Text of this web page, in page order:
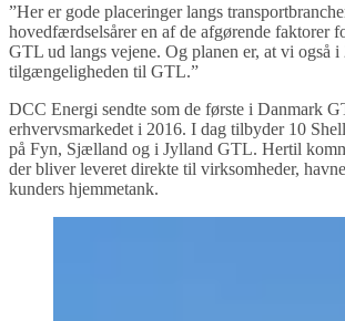
”Her er gode placeringer langs
hovedfærdselsårer en af de afgørende faktorer
GTL ud langs vejene. Og planen er, at vi også i
tilgængeligheden til GTL.”
DCC Energi sendte som de første i Danmark
erhvervsmarkedet i 2016. I dag tilbyder 10
på Fyn, Sjælland og i Jylland GTL. Hertil
der bliver leveret direkte til virksomheder,
kunders hjemmetank.